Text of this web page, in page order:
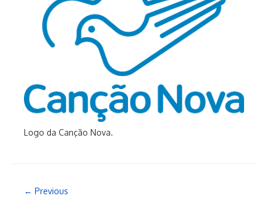
Logo da Canção Nova.
← Previous